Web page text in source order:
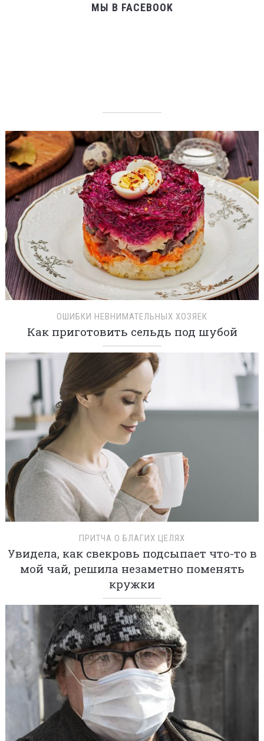
МЫ В FACEBOOK
ОШИБКИ НЕВНИМАТЕЛЬНЫХ ХОЗЯЕК
Как приготовить сельдь под шубой
ПРИТЧА О БЛАГИХ ЦЕЛЯХ
Увидела, как свекровь подсыпает что-то в
мой чай, решила незаметно поменять
кружки